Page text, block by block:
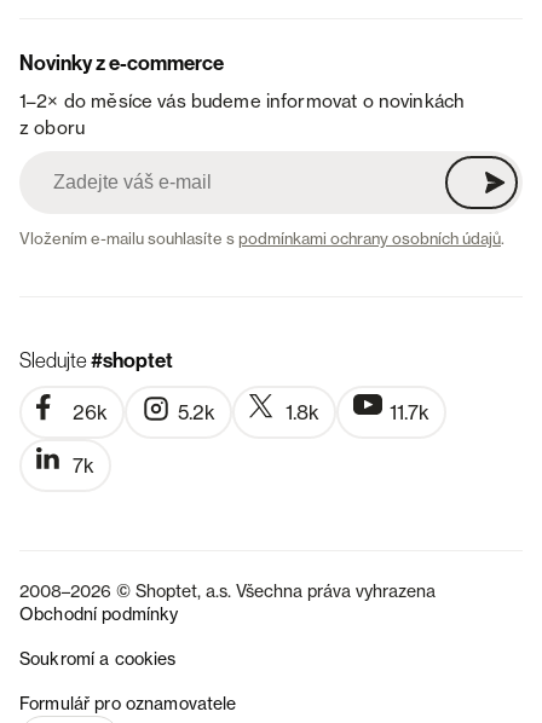
Novinky z e-commerce
1–2× do měsíce vás budeme informovat o novinkách
z oboru
Vložením e-mailu souhlasíte spodmínkami ochrany osobních údajů.
Sledujte#shoptet
26k 5.2k 1.8k 11.7k
7k
2008–2026 © Shoptet, a.s. Všechna práva vyhrazena
Obchodní podmínky
Soukromí a cookies
Formulář pro oznamovatele